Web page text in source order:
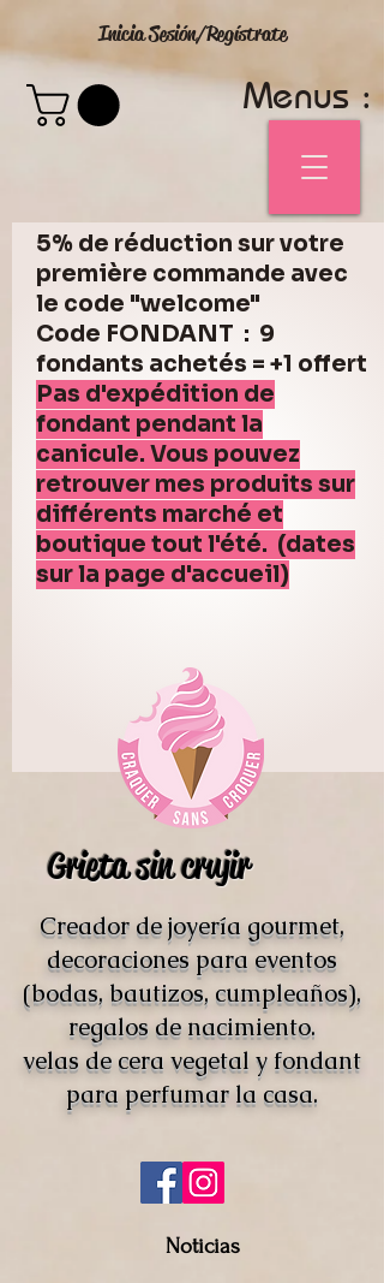
Inicia Sesión/Regístrate
Menus :
5% de réduction sur votre
première commande avec
le code "welcome"
Code FONDANT : 9
fondants achetés = +1 offert
Pas d'expédition de
fondant pendant la
canicule. Vous pouvez
retrouver mes produits sur
différents marché et
boutique tout l'été. (dates
sur la page d'accueil)
Grieta sin crujir
Creador de joyería gourmet,
decoraciones para eventos
(bodas, bautizos, cumpleaños),
regalos de nacimiento.
velas de cera vegetal y fondant
para perfumar la casa.
Noticias